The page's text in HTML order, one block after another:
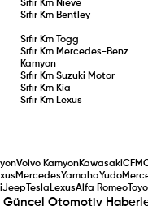
sunulması
hedefleniyor.
Sıfır Km Nieve
Sıfır Km Bentley
Sıfır Km Togg
Sıfır Km Mercedes-Benz
Kamyon
Sıfır Km Suzuki Motor
Sıfır Km Kia
Sıfır Km Lexus
Volvo KamyonKawasaki
MercedesYamahaYudo
Jeep Tesla LexusAlfa Romeo
Güncel Otomotiv